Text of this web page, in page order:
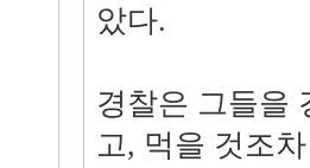
았다.
경찰은 그들을
고, 먹을 것조